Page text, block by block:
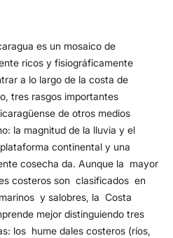
es un mosaico de
ricos y fisiográficamente
a lo largo de la costa de
tres rasgos importantes
de otros medios
la magnitud de la lluvia y el
continental y una
cosecha­ da. Aunque la mayor
costeros son clasificados en
y salobres, la Costa
mejor distinguiendo tres
los hume­ dales costeros (ríos,